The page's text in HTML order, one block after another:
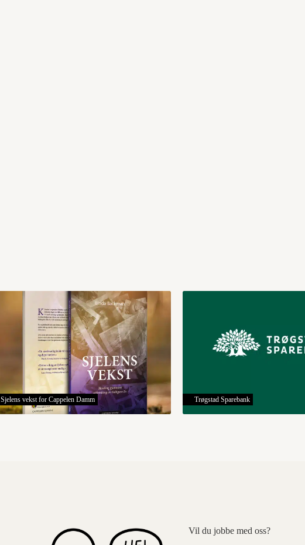
Sjelens vekst for Cappelen Damm Trøgstad Sparebank
Vil du jobbe med oss?